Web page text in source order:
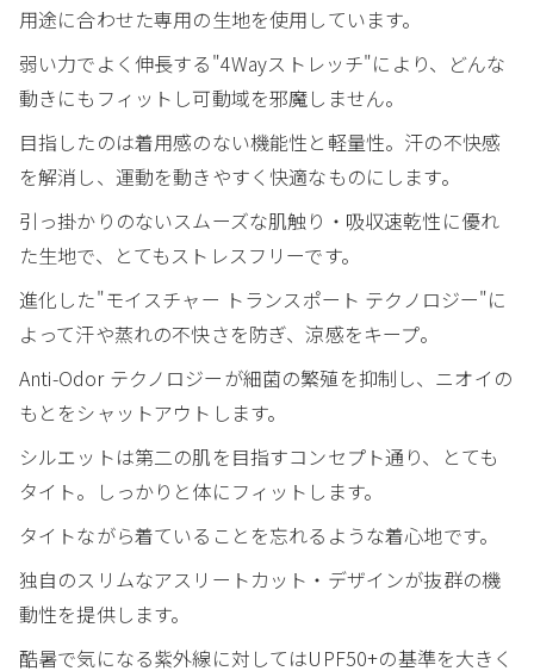
用途に合わせた専用の生地を使用しています。
弱い力でよく伸長する"4Wayストレッチ"により、どんな
動きにもフィットし可動域を邪魔しません。
目指したのは着用感のない機能性と軽量性。汗の不快感
を解消し、運動を動きやすく快適なものにします。
引っ掛かりのないスムーズな肌触り・吸収速乾性に優れ
た生地で、とてもストレスフリーです。
進化した"モイスチャー トランスポート テクノロジー"に
よって汗や蒸れの不快さを防ぎ、涼感をキープ。
Anti-Odor テクノロジーが細菌の繁殖を抑制し、ニオイの
もとをシャットアウトします。
シルエットは第二の肌を目指すコンセプト通り、とても
タイト。しっかりと体にフィットします。
タイトながら着ていることを忘れるような着心地です。
独自のスリムなアスリートカット・デザインが抜群の機
動性を提供します。
酷暑で気になる紫外線に対してはUPF50+の基準を大きく